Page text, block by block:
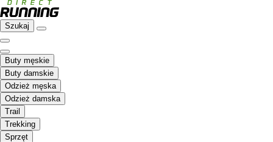
Szukaj
Buty męskie
Buty damskie
Odzież męska
Odzież damska
Trail
Trekking
Sprzęt